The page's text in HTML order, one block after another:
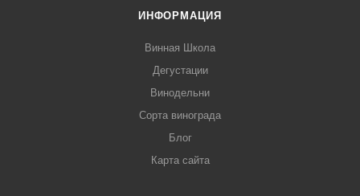
ИНФОРМАЦИЯ
Винная Школа
Дегустации
Винодельни
Сорта винограда
Блог
Карта сайта